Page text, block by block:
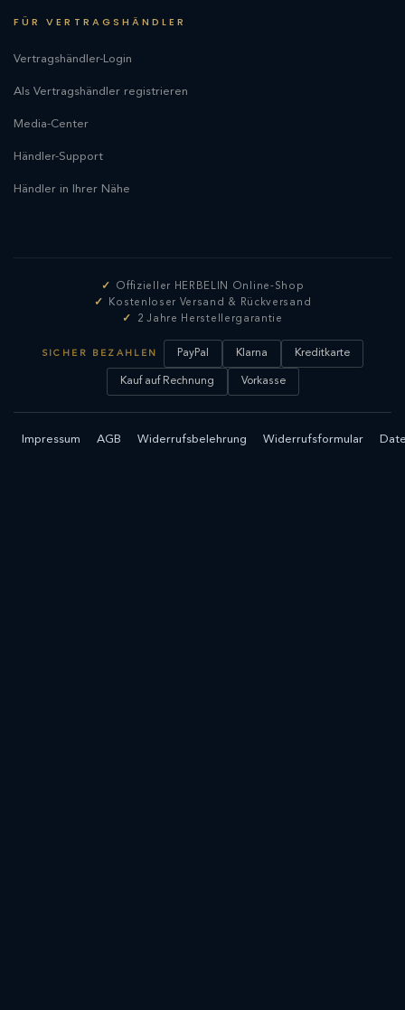
FÜR VERTRAGSHÄNDLER
Vertragshändler-Login
Als Vertragshändler registrieren
Media-Center
Händler-Support
Händler in Ihrer Nähe
Offizieller HERBELIN Online-Shop
Kostenloser Versand & Rückversand
2 Jahre Herstellergarantie
SICHER BEZAHLEN PayPal Klarna Kreditkarte
Kauf auf Rechnung Vorkasse
Impressum AGB Widerrufsbelehrung Widerrufsformular